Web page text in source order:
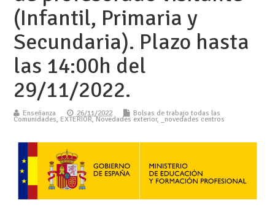
(Infantil, Primaria y
Secundaria). Plazo hasta
las 14:00h del
29/11/2022.
Enseñanza 26/11/2022 Bolsas de trabajo todas las
Comunidades, EXTERIOR,Novedades exterior, _novedades centros